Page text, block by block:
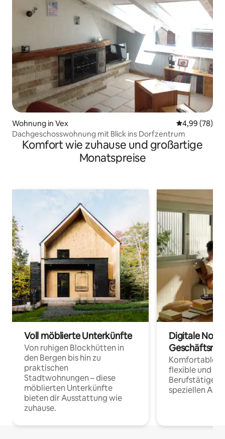
Wohnung in Vex
4,99 (78)
Dachgeschosswohnung mit Blick ins Dorfzentrum
Komfort wie zuhause und großartige
Monatspreise
Voll möblierte Unterkünfte
Von ruhigen Blockhütten in
den Bergen bis hin zu
praktischen
Stadtwohnungen – diese
möblierten Unterkünfte
bieten dir Ausstattung wie
zuhause.
Digitale
Komfortable
flexible und
Berufstätige
speziellen